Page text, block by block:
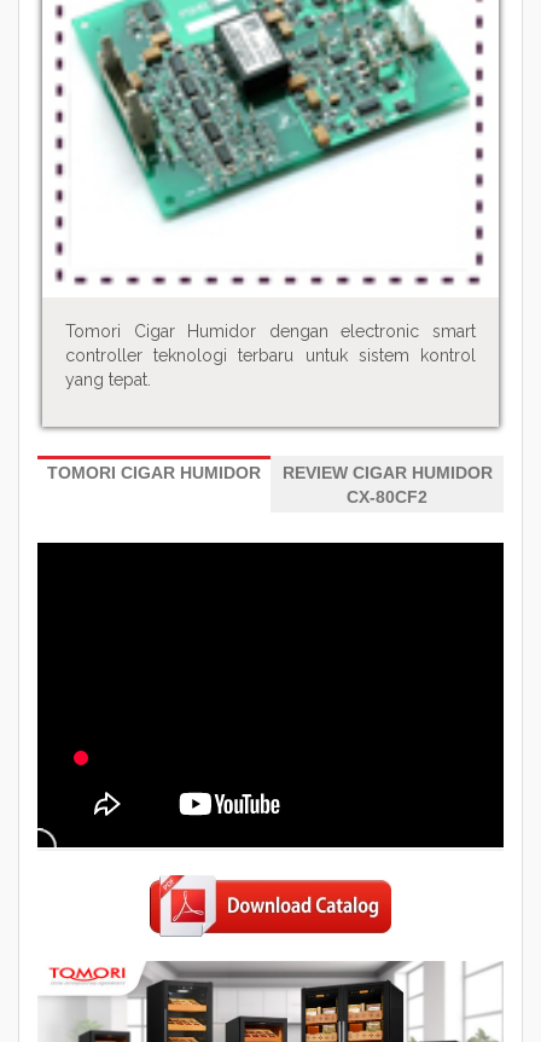
Tomori Cigar Humidor dengan electronic smart
controller teknologi terbaru untuk sistem kontrol
yang tepat.
TOMORI CIGAR HUMIDOR
REVIEW CIGAR HUMIDOR
CX-80CF2